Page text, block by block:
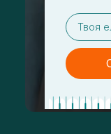
email